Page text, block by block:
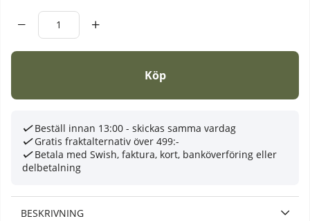
Köp
Beställ innan 13:00 - skickas samma vardag
Gratis fraktalternativ över 499:-
Betala med Swish, faktura, kort, banköverföring eller
delbetalning
BESKRIVNING